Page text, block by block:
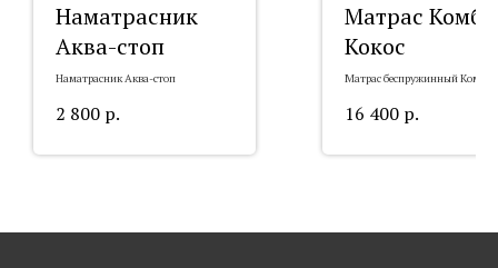
Наматрасник
Аква-стоп
Наматрасник Аква-стоп
2 800 р.
Матрас
Кокос
Матрас беспружинный Комби-
16 400 р.